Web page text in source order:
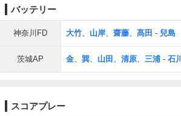
バッテリー
神奈川FD 大竹、 山岸、 齋藤、 髙田 - 兒島
茨城AP 金、 巽、 山田 、 清原、 三浦 - 石川
スコアプレー